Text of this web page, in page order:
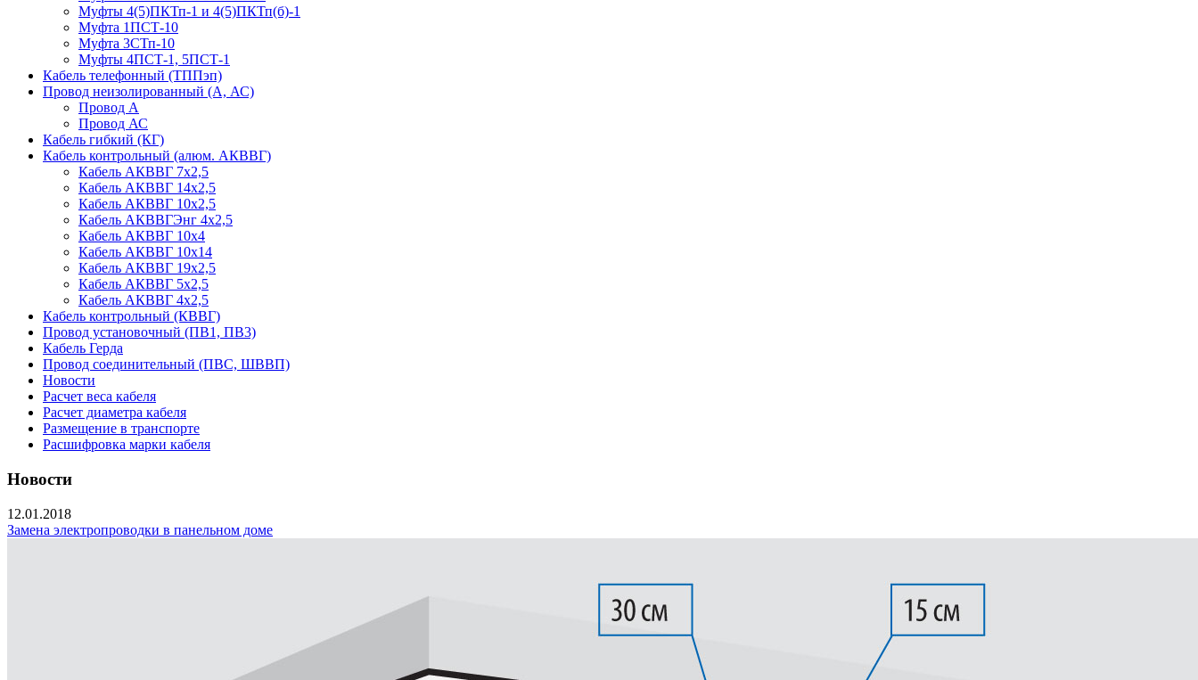
Муфты 4(5)ПКТп-1 и 4(5)ПКТп(б)-1
Муфта 1ПСТ-10
Муфта 3СТп-10
Муфты 4ПСТ-1, 5ПСТ-1
Кабель телефонный (ТППэп)
Провод неизолированный (А, АС)
Провод А
Провод АС
Кабель гибкий (КГ)
Кабель контрольный (алюм. АКВВГ)
Кабель АКВВГ 7х2,5
Кабель АКВВГ 14х2,5
Кабель АКВВГ 10х2,5
Кабель АКВВГЭнг 4х2,5
Кабель АКВВГ 10х4
Кабель АКВВГ 10х14
Кабель АКВВГ 19х2,5
Кабель АКВВГ 5х2,5
Кабель АКВВГ 4х2,5
Кабель контрольный (КВВГ)
Провод установочный (ПВ1, ПВ3)
Кабель Герда
Провод соединительный (ПВС, ШВВП)
Новости
Расчет веса кабеля
Расчет диаметра кабеля
Размещение в транспорте
Расшифровка марки кабеля
Новости
12.01.2018
Замена электропроводки в панельном доме